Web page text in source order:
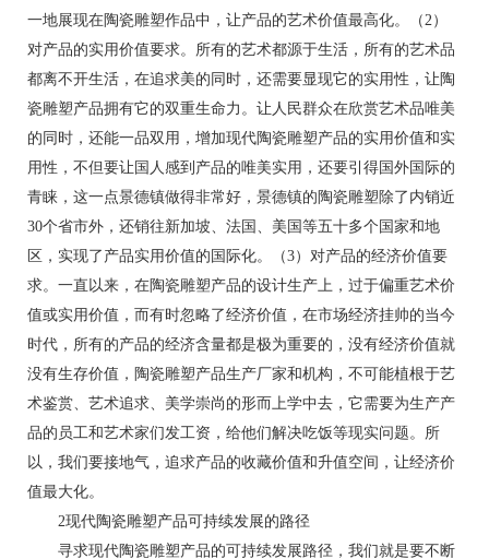
一地展现在陶瓷雕塑作品中，让产品的艺术价值最高化。（2）
对产品的实用价值要求。所有的艺术都源于生活，所有的艺术品
都离不开生活，在追求美的同时，还需要显现它的实用性，让陶
瓷雕塑产品拥有它的双重生命力。让人民群众在欣赏艺术品唯美
的同时，还能一品双用，增加现代陶瓷雕塑产品的实用价值和实
用性，不但要让国人感到产品的唯美实用，还要引得国外国际的
青睐，这一点景德镇做得非常好，景德镇的陶瓷雕塑除了内销近
30个省市外，还销往新加坡、法国、美国等五十多个国家和地
区，实现了产品实用价值的国际化。（3）对产品的经济价值要
求。一直以来，在陶瓷雕塑产品的设计生产上，过于偏重艺术价
值或实用价值，而有时忽略了经济价值，在市场经济挂帅的当今
时代，所有的产品的经济含量都是极为重要的，没有经济价值就
没有生存价值，陶瓷雕塑产品生产厂家和机构，不可能植根于艺
术鉴赏、艺术追求、美学崇尚的形而上学中去，它需要为生产产
品的员工和艺术家们发工资，给他们解决吃饭等现实问题。所
以，我们要接地气，追求产品的收藏价值和升值空间，让经济价
值最大化。
2现代陶瓷雕塑产品可持续发展的路径
寻求现代陶瓷雕塑产品的可持续发展路径，我们就是要不断